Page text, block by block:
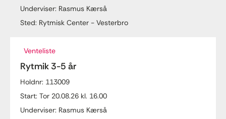
Underviser: Rasmus Kærså
Sted: Rytmisk Center - Vesterbro
Venteliste
Rytmik 3-5 år
Holdnr: 113009
Start: Tor 20.08.26 kl. 16.00
Underviser: Rasmus Kærså